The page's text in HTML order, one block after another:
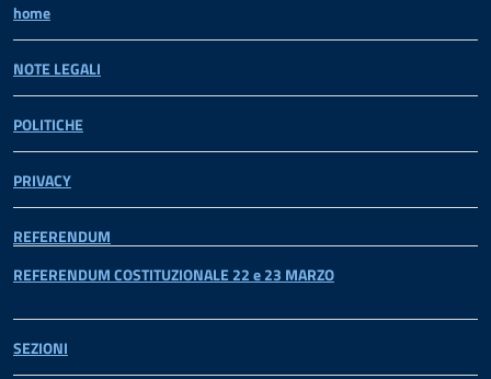
home
NOTE LEGALI
POLITICHE
PRIVACY
REFERENDUM
REFERENDUM COSTITUZIONALE 22 e 23 MARZO
SEZIONI